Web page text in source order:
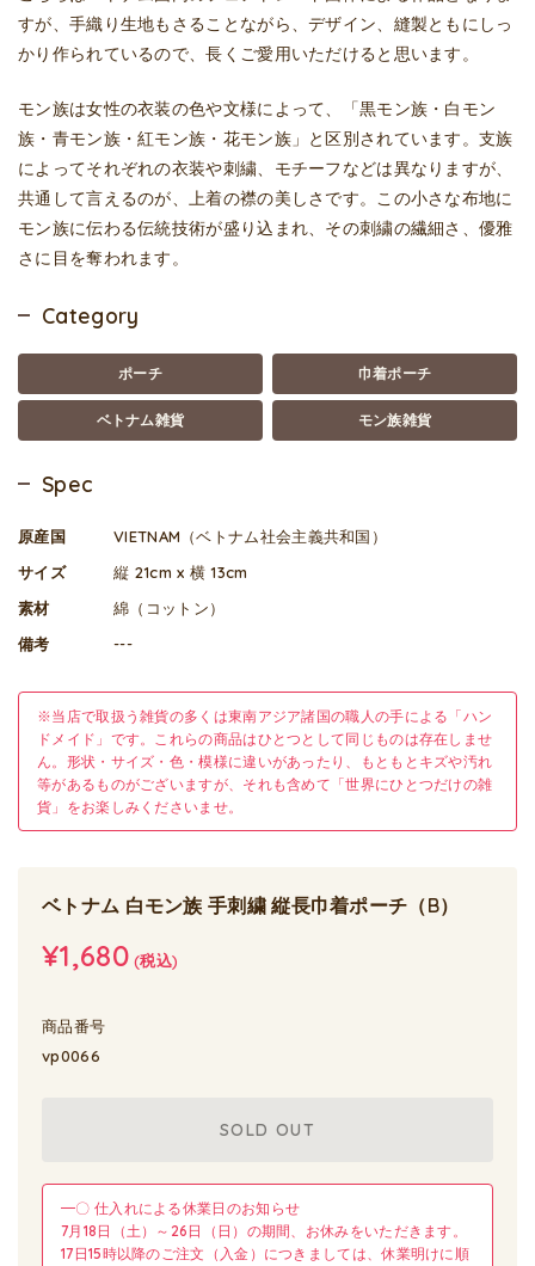
すが、手織り生地もさることながら、デザイン、縫製ともにしっ
かり作られているので、長くご愛用いただけると思います。
モン族は女性の衣装の色や文様によって、「黒モン族・白モン
族・青モン族・紅モン族・花モン族」と区別されています。支族
によってそれぞれの衣装や刺繍、モチーフなどは異なりますが、
共通して言えるのが、上着の襟の美しさです。この小さな布地に
モン族に伝わる伝統技術が盛り込まれ、その刺繍の繊細さ、優雅
さに目を奪われます。
Category
ポーチ 巾着ポーチ
ベトナム雑貨 モン族雑貨
Spec
原産国
VIETNAM（ベトナム社会主義共和国）
サイズ
縦 21cm x 横 13cm
素材
綿（コットン）
備考
---
※当店で取扱う雑貨の多くは東南アジア諸国の職人の手による「ハン
ドメイド」です。これらの商品はひとつとして同じものは存在しませ
ん。形状・サイズ・色・模様に違いがあったり、もともとキズや汚れ
等があるものがございますが、それも含めて「世界にひとつだけの雑
貨」をお楽しみくださいませ。
ベトナム 白モン族 手刺繍 縦長巾着ポーチ（B）
¥1,680(税込)
商品番号
vp0066
SOLD OUT
━〇 仕入れによる休業日のお知らせ
7月18日（土）～26日（日）の期間、お休みをいただきます。
17日15時以降のご注文（入金）につきましては、休業明けに順